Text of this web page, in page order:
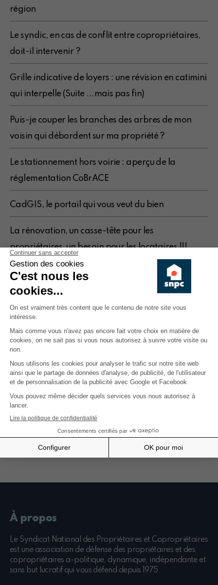
région
Le syndic, en cas de conflit entre copropriétaires,
doit-il intervenir ?
Grille indicative de loyers : une révision en catimini
qui interpelle (Suite ...mais pas fin)
Puis-je couper les branches des arbres de mon
voisin qui débordent sur ma propriété ?
Le stationnement hors voirie : aperçu de la
réglementation CoBrACE
CadGIS, le portail qui vous veut du bien
La rénovation, un casse-tête pour les
propriétaires, un besoin pour les locataires !!!
A quoi faut-il faire attention lorsque je vends ou
achète un bien immobilier ?
:: Conférence hybride :: Réforme fiscale fédérale :
quel impact pour les propriétaires ?
attention quand je vends ou achète un immeuble ?
À propos
Le Syndicat National des Propriétaires et Copropriétaires
est une association de défense des propriétaires et des
copropriétaires a-politique, dynamique, indépendante et
sans but lucratif qui vous défend depuis 1975.